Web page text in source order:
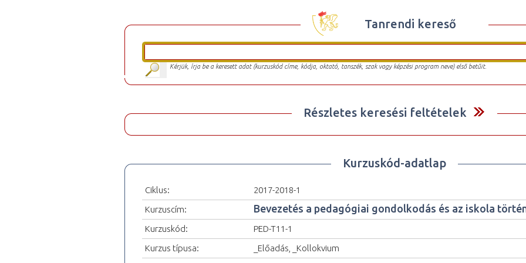
Tanrendi kereső
Kérjük, írja be a keresett adat (kurzuskód címe, kódja, oktató, tanszék, szak vagy képzési program neve) első betűit.
Részletes keresési feltételek
Kurzuskód-adatlap
Ciklus:
2017-2018-1
Kurzuscím:
Bevezetés a pedagógiai gondolkodás és az iskola
Kurzuskód:
PED-T11-1
Kurzus típusa:
_Előadás, _Kollokvium